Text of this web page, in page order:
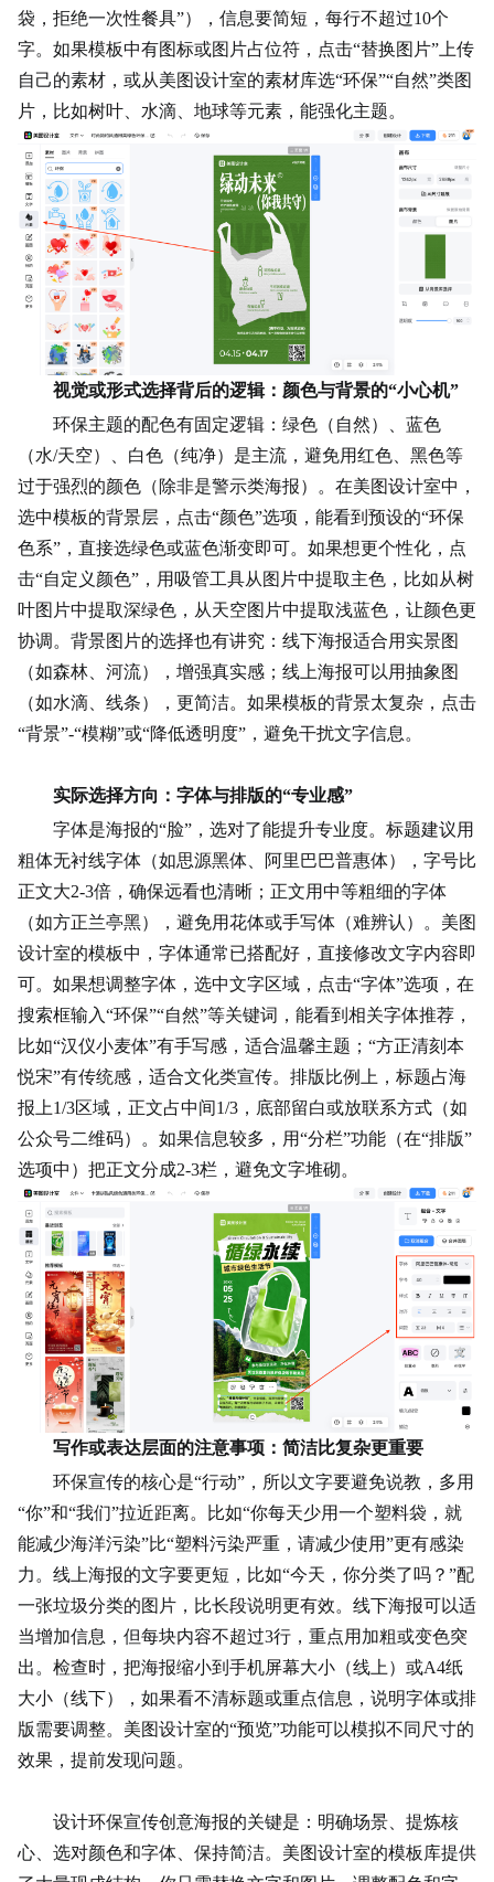
袋，拒绝一次性餐具”），信息要简短，每行不超过10个
字。如果模板中有图标或图片占位符，点击“替换图片”上传
自己的素材，或从美图设计室的素材库选“环保”“自然”类图
片，比如树叶、水滴、地球等元素，能强化主题。
视觉或形式选择背后的逻辑：颜色与背景的“小心机”
环保主题的配色有固定逻辑：绿色（自然）、蓝色
（水/天空）、白色（纯净）是主流，避免用红色、黑色等
过于强烈的颜色（除非是警示类海报）。在美图设计室中，
选中模板的背景层，点击“颜色”选项，能看到预设的“环保
色系”，直接选绿色或蓝色渐变即可。如果想更个性化，点
击“自定义颜色”，用吸管工具从图片中提取主色，比如从树
叶图片中提取深绿色，从天空图片中提取浅蓝色，让颜色更
协调。背景图片的选择也有讲究：线下海报适合用实景图
（如森林、河流），增强真实感；线上海报可以用抽象图
（如水滴、线条），更简洁。如果模板的背景太复杂，点击
“背景”-“模糊”或“降低透明度”，避免干扰文字信息。
实际选择方向：字体与排版的“专业感”
字体是海报的“脸”，选对了能提升专业度。标题建议用
粗体无衬线字体（如思源黑体、阿里巴巴普惠体），字号比
正文大2-3倍，确保远看也清晰；正文用中等粗细的字体
（如方正兰亭黑），避免用花体或手写体（难辨认）。美图
设计室的模板中，字体通常已搭配好，直接修改文字内容即
可。如果想调整字体，选中文字区域，点击“字体”选项，在
搜索框输入“环保”“自然”等关键词，能看到相关字体推荐，
比如“汉仪小麦体”有手写感，适合温馨主题；“方正清刻本
悦宋”有传统感，适合文化类宣传。排版比例上，标题占海
报上1/3区域，正文占中间1/3，底部留白或放联系方式 （如
公众号二维码）。如果信息较多，用“分栏”功能（在“排版”
选项中）把正文分成2-3栏，避免文字堆砌。
写作或表达层面的注意事项：简洁比复杂更重要
环保宣传的核心是“行动”，所以文字要避免说教，多用
“你”和“我们”拉近距离。比如“你每天少用一个塑料袋，就
能减少海洋污染”比“塑料污染严重，请减少使用”更有感染
力。线上海报的文字要更短，比如“今天，你分类了吗？”配
一张垃圾分类的图片，比长段说明更有效。线下海报可以适
当增加信息，但每块内容不超过3行，重点用加粗或变色突
出。检查时，把海报缩小到手机屏幕大小（线上）或A4纸
大小（线下），如果看不清标题或重点信息，说明字体或排
版需要调整。美图设计室的“预览”功能可以模拟不同尺寸的
效果，提前发现问题。
设计环保宣传创意海报的关键是：明确场景、提炼核
心、选对颜色和字体、保持简洁。美图设计室的模板库提供